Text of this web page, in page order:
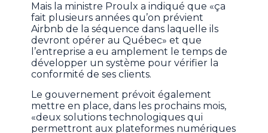
Mais la ministre Proulx a indiqué que «ça
fait plusieurs années qu’on prévient
Airbnb de la séquence dans laquelle ils
devront opérer au Québec» et que
l’entreprise a eu amplement le temps de
développer un système pour vérifier la
conformité de ses clients.
Le gouvernement prévoit également
mettre en place, dans les prochains mois,
«deux solutions technologiques qui
permettront aux plateformes numériques